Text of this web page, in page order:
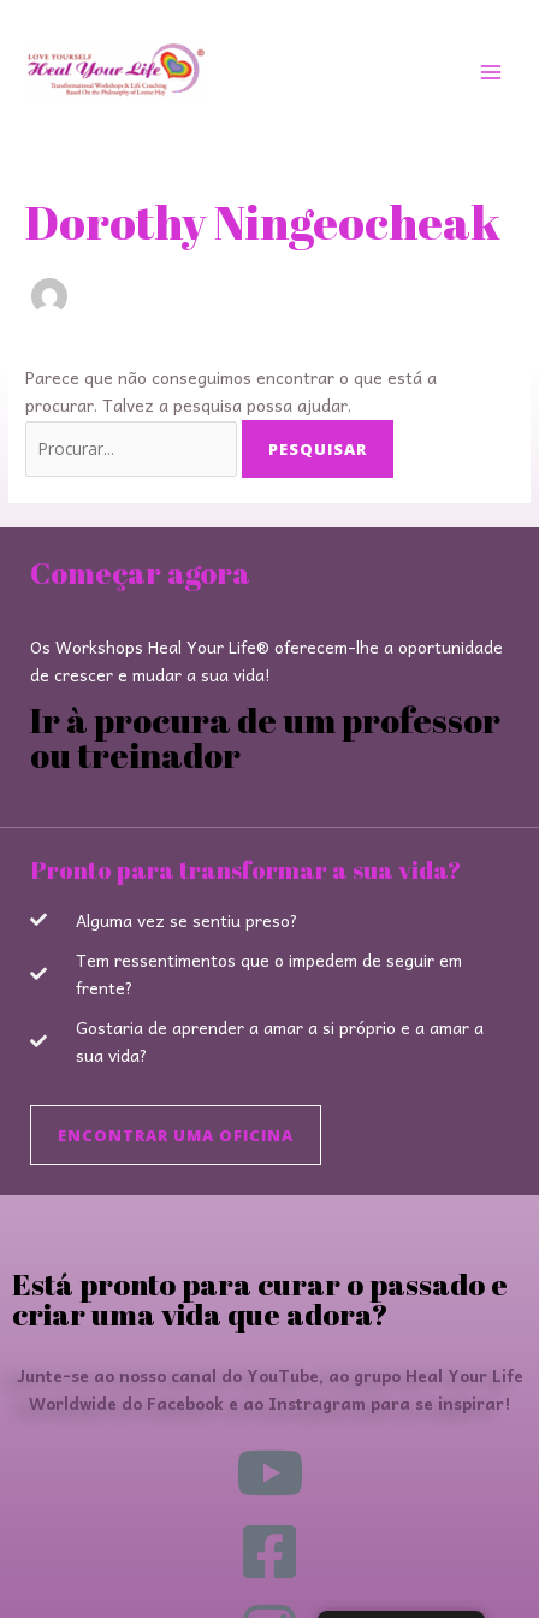
conteúdo
Dorothy Ningeocheak
Parece que não conseguimos encontrar o que está a
procurar. Talvez a pesquisa possa ajudar.
Começar agora
Os Workshops Heal Your Life® oferecem-lhe a oportunidade
de crescer e mudar a sua vida!
Ir à procura de um professor
ou treinador
Pronto para transformar a sua vida?
Alguma vez se sentiu preso?
Tem ressentimentos que o impedem de seguir em
frente?
Gostaria de aprender a amar a si próprio e a amar a
sua vida?
ENCONTRAR UMA OFICINA
Está pronto para curar o passado e
criar uma vida que adora?
Junte-se ao nosso canal do YouTube, ao grupo Heal Your Life
Worldwide do Facebook e ao Instragram para se inspirar!